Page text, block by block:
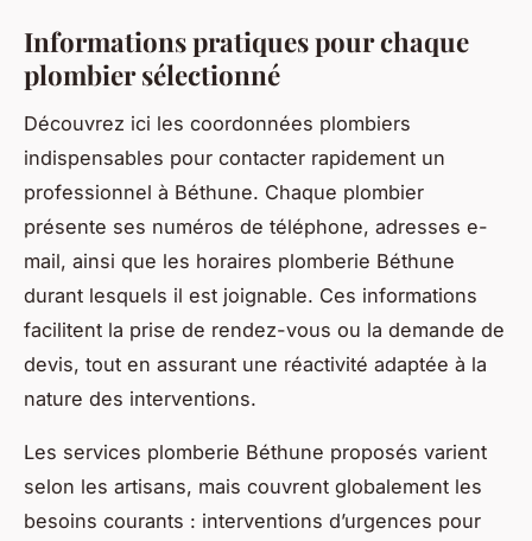
Informations pratiques pour chaque
plombier sélectionné
Découvrez ici les coordonnées plombiers
indispensables pour contacter rapidement un
professionnel à Béthune. Chaque plombier
présente ses numéros de téléphone, adresses e-
mail, ainsi que les horaires plomberie Béthune
durant lesquels il est joignable. Ces informations
facilitent la prise de rendez-vous ou la demande de
devis, tout en assurant une réactivité adaptée à la
nature des interventions.
Les services plomberie Béthune proposés varient
selon les artisans, mais couvrent globalement les
besoins courants : interventions d’urgences pour